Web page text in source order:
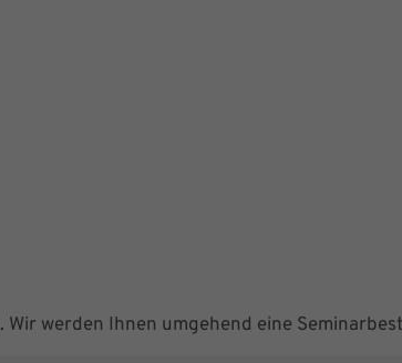
werden Ihnen umgehend eine